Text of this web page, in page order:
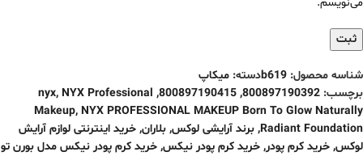
شناسه محصول: b619دسته: میکاپ
برچسب: 800897190392
,
800897190415
,
nyx, NYX Professional
Makeup, NYX PROFESSIONAL MAKEUP Born To Glow Naturally
Radiant Foundation
, برند آرایشی لوکس, بلاران, خرید اینترنتی لوازم آرایش
لوکس, خرید کرم پودر, خرید کرم پودر نیکس, خرید کرم پودر نیکس مدل بورن تو